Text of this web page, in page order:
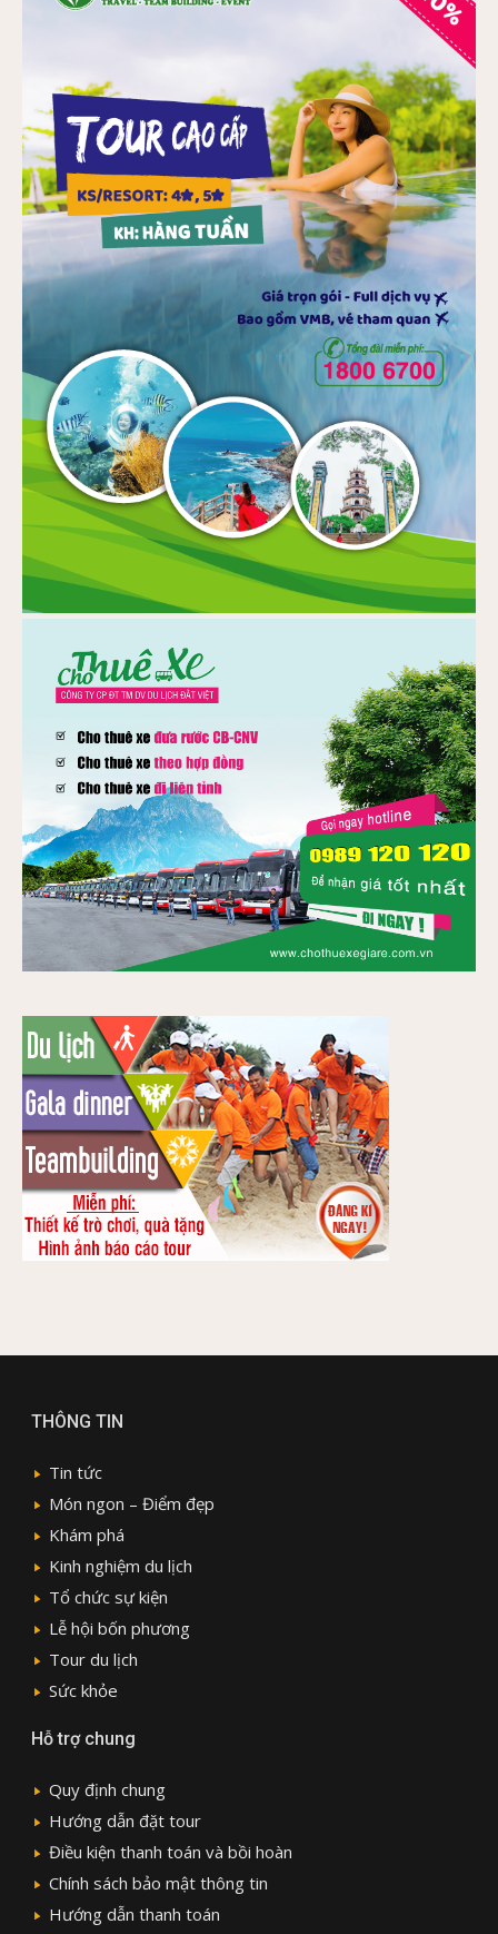
THÔNG TIN
Tin tức
Món ngon – Điểm đẹp
Khám phá
Kinh nghiệm du lịch
Tổ chức sự kiện
Lễ hội bốn phương
Tour du lịch
Sức khỏe
Hỗ trợ chung
Quy định chung
Hướng dẫn đặt tour
Điều kiện thanh toán và bồi hoàn
Chính sách bảo mật thông tin
Hướng dẫn thanh toán